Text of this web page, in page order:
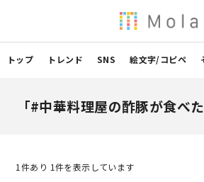
トップ トレンド SNS 絵文字/コピペ
「#中華料理屋の酢豚が食べ
1 件あり 1件を表示しています